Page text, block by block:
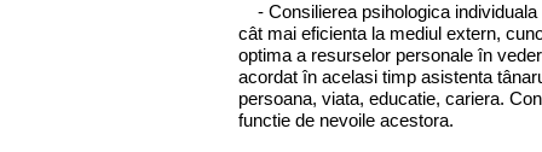
- Consilierea psihologica
cât mai eficienta la mediul extern,
optima a resurselor personale în
acordat în acelasi timp asistenta
persoana, viata, educatie, cariera.
functie de nevoile acestora.